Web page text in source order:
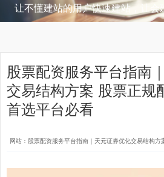
让不懂建站的用户快速建站，让
股票配资服务平台指南
交易结构方案 股票正规
首选平台必看
网站：股票配资服务平台指南｜天元证券优化交易结构方